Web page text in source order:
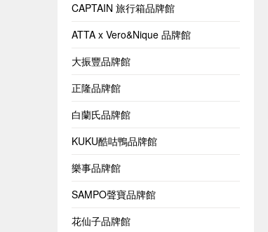
CAPTAIN 旅行箱品牌館
ATTA x Vero&Nique 品牌館
大振豐品牌館
正隆品牌館
白蘭氏品牌館
KUKU酷咕鴨品牌館
樂事品牌館
SAMPO聲寶品牌館
花仙子品牌館